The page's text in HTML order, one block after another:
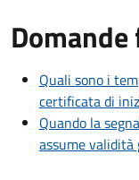
Quali sono i
certificata di
Quando la
assume validità